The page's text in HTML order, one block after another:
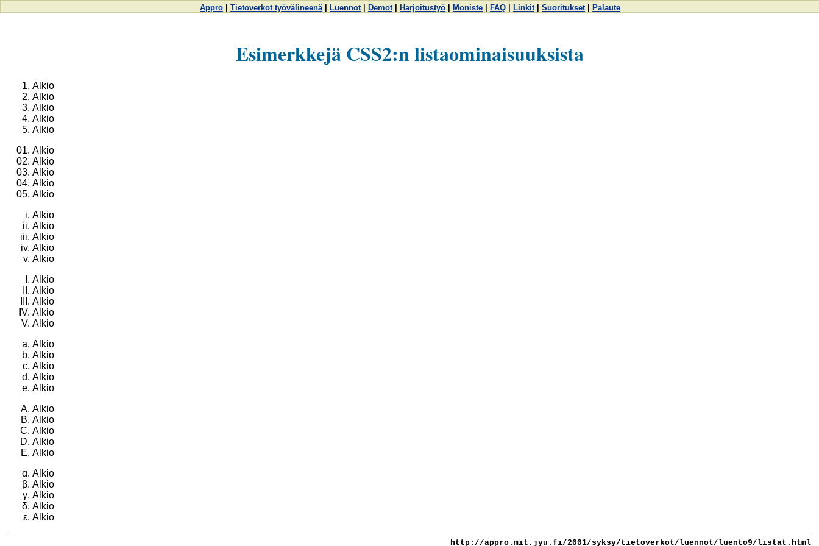
Appro Tietoverkot työvälineenä| Luennot| Demot| Harjoitustyö Moniste FAQ Linkit| Suoritukset| Palaute
Esimerkkejä CSS2:n listaominaisuuksista
Alkio
Alkio
Alkio
Alkio
Alkio
Alkio
Alkio
Alkio
Alkio
Alkio
Alkio
Alkio
Alkio
Alkio
Alkio
Alkio
Alkio
Alkio
Alkio
Alkio
Alkio
Alkio
Alkio
Alkio
Alkio
Alkio
Alkio
Alkio
Alkio
Alkio
Alkio
Alkio
Alkio
Alkio
Alkio
http://appro.mit.jyu.fi/2001/syksy/tietoverkot/luennot/luento9/listat.html